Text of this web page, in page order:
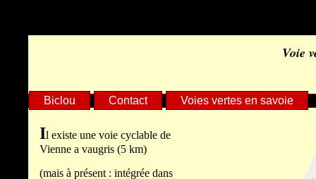
Biclou Contact Voies vertes en savoie
Voie
Il existe une voie cyclable de
Vienne a vaugris (5 km)
(mais à présent : intégrée dans
: Undefined
/home/clients/
on line6